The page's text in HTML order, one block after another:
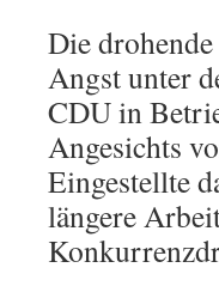
Die
Angst unter
CDU in
Angesichts
Eingestellte
längere